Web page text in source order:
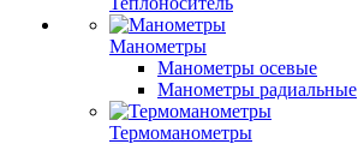
Манометры
Манометры осевые
Манометры радиальные
Термоманометры